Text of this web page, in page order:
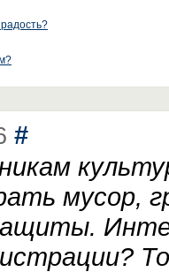
#
мусор,